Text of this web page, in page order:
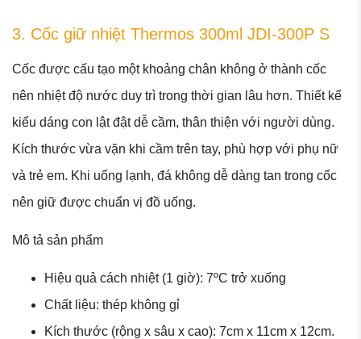
3. Cốc giữ nhiệt Thermos 300ml JDI-300P S
Cốc được cấu tạo một khoảng chân không ở thành cốc
nên nhiệt độ nước duy trì trong thời gian lâu hơn. Thiết kế
kiểu dáng con lật đật dễ cầm, thân thiện với người dùng.
Kích thước vừa vặn khi cầm trên tay, phù hợp với phụ nữ
và trẻ em. Khi uống lạnh, đá không dễ dàng tan trong cốc
nên giữ được chuẩn vị đồ uống.
Mô tả sản phẩm
Hiệu quả cách nhiệt (1 giờ): 7ºC trở xuống
Chất liệu: thép không gỉ
Kích thước (rộng x sâu x cao): 7cm x 11cm x 12cm.